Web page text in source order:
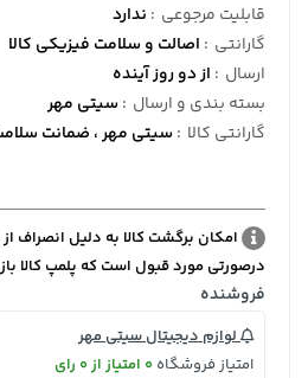
قابلیت مرجوعی : ندارد
گارانتی : اصالت و سلامت فیزیکی کالا
ارسال : از دو روز آینده
بسته بندی و ارسال :سیتی مهر
گارانتی کالا :سیتی مهر ، ضمانت
امکان برگشت کالا به دلیل انصراف از
درصورتی مورد قبول است که پلمپ کالا
فروشنده
لوازم دیجیتال سیتی مهر
امتیاز فروشگاه 0 امتیاز از 0 رای